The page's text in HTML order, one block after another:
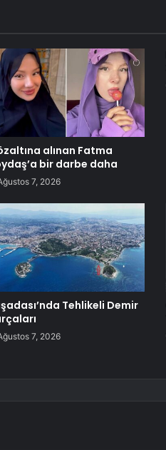
alınan Fatma
bir darbe daha
7, 2026
Tehlikeli Demir
7, 2026